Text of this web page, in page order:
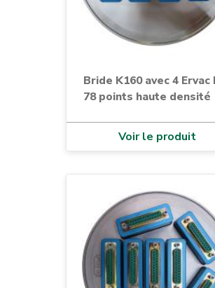
Bride K160 avec 4 Ervac
78 points haute densité
Voir le produit